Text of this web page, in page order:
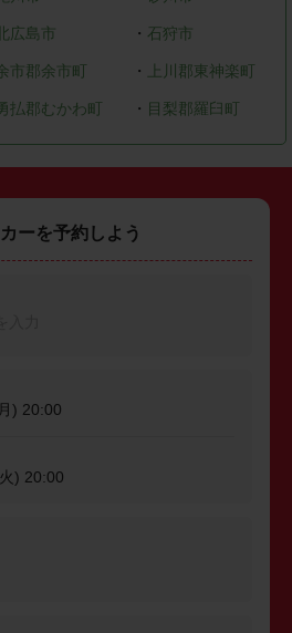
広島市 ・ 石狩市
市郡余市町 ・ 上川郡東神楽町
払郡むかわ町 ・ 目梨郡羅臼町
ーを予約しよう
) 20:00
) 20:00